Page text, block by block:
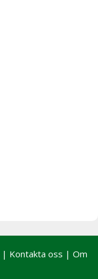
| Kontakta oss | Om